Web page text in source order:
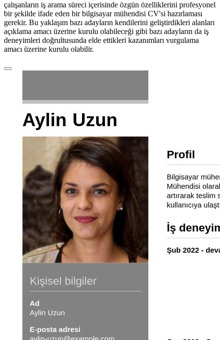
çalışanların iş arama süreci içerisinde özgün özelliklerini profesyonel
bir şekilde ifade eden bir bilgisayar mühendisi CV'si hazırlaması
gerekir. Bu yaklaşım bazı adayların kendilerini geliştirdikleri alanları
açıklama amacı üzerine kurulu olabileceği gibi bazı adayların da iş
deneyimleri doğrultusunda elde ettikleri kazanımları vurgulama
amacı üzerine kurulu olabilir.